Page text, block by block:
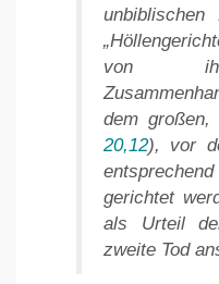
unbiblischen
von
dem
20,12), vor
gerichtet
als Urteil
zweite Tod